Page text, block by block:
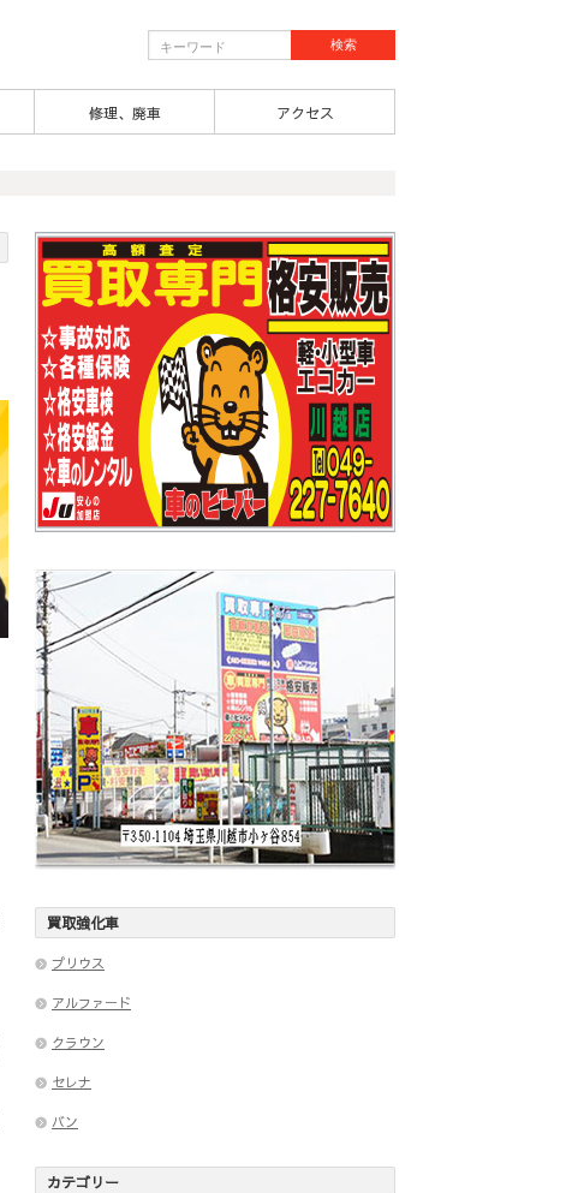
修理、廃車 アクセス
買取強化車
プリウス
アルファード
クラウン
セレナ
バン
カテゴリー